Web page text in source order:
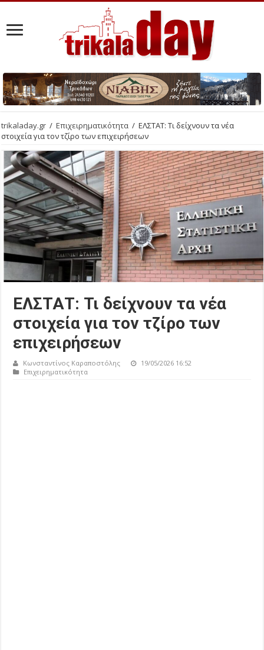
trikaladay.gr / Επιχειρηματικότητα / ΕΛΣΤΑΤ: Τι δείχνουν τα νέα
στοιχεία για τον τζίρο των επιχειρήσεων
ΕΛΣΤΑΤ: Τι δείχνουν τα νέα
στοιχεία για τον τζίρο των
επιχειρήσεων
Κωνσταντίνος Καραποστόλης
19/05/2026 16:52
Επιχειρηματικότητα